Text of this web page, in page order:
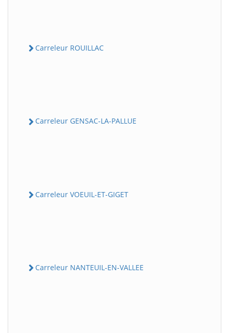
Carreleur ROUILLAC
Carreleur GENSAC-LA-PALLUE
Carreleur VOEUIL-ET-GIGET
Carreleur NANTEUIL-EN-VALLEE